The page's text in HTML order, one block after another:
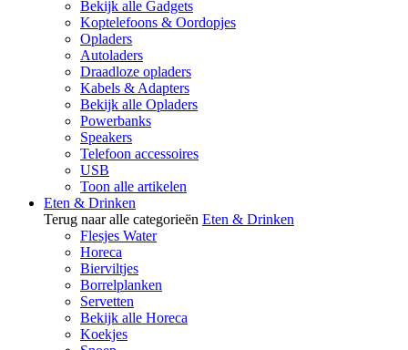
Bekijk alle Gadgets
Koptelefoons & Oordopjes
Opladers
Autoladers
Draadloze opladers
Kabels & Adapters
Bekijk alle Opladers
Powerbanks
Speakers
Telefoon accessoires
USB
Toon alle artikelen
Eten & Drinken
Terug naar alle categorieën Eten & Drinken
Flesjes Water
Horeca
Bierviltjes
Borrelplanken
Servetten
Bekijk alle Horeca
Koekjes